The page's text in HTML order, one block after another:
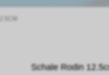
Schale Rodin